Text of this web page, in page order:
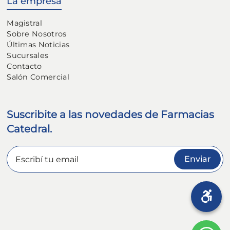
Magistral
Sobre Nosotros
Últimas Noticias
Sucursales
Contacto
Salón Comercial
Suscribite a las novedades de Farmacias
Catedral.
Enviar